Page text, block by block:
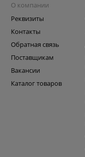
О компании
Реквизиты
Контакты
Обратная связь
Поставщикам
Вакансии
Каталог товаров